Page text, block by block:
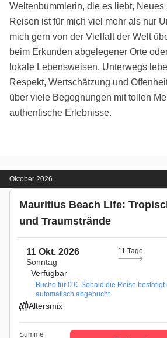
Weltenbummlerin, die es liebt, Neues
Reisen ist für mich viel mehr als nur
mich gern von der Vielfalt der Welt
beim Erkunden abgelegener Orte
lokale Lebensweisen. Unterwegs
Respekt, Wertschätzung und
über viele Begegnungen mit tollen
authentische Erlebnisse.
Oktober 2026
Mauritius Beach Life:
und Traumstrände
11 Okt. 2026
Sonntag
11 Tage
Verfügbar
Buche für 0 €. Sobald die Reise
automatisch abgebucht.
Altersmix
Summe